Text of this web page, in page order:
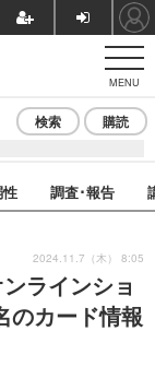
MENU
検索 購読
性 調査･報告
ラインショ
のカード情報
2024.11.7（木） 8:05